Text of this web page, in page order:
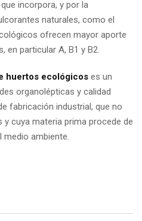
incorpora, y por la
naturales, como el
ofrecen mayor aporte
en particular A, B1 y B2.
huertos ecológicos es un
organolépticas y calidad
fabricación industrial, que no
cuya materia prima procede de
medio ambiente.